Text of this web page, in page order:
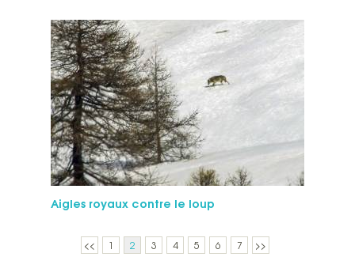
Aigles royaux contre le loup
<< 1 2 3 4 5 6 7 >>